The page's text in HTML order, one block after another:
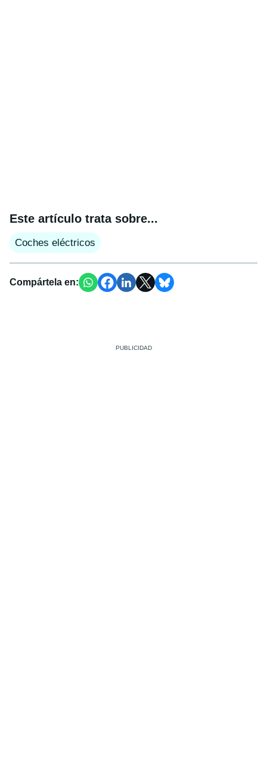
Este artículo trata sobre...
Coches eléctricos
Compártela en: